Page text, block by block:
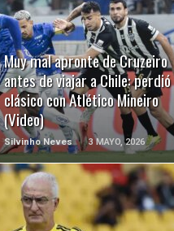
Muy mal apronte de Cruzeiro
antes de viajar a Chile:
clásico con Atlético Mineiro
(Video)
Silvinho Neves 3 MAYO, 2026
LEER MÁS